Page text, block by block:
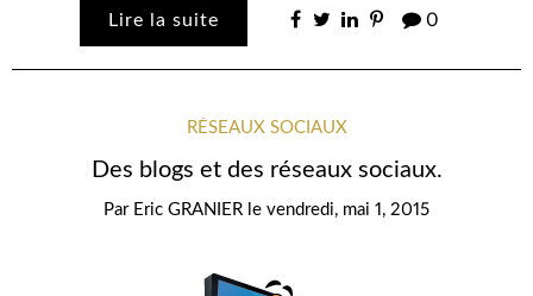
Lire la suite 0
RÉSEAUX SOCIAUX
Des blogs et des réseaux sociaux.
Par Eric GRANIER le vendredi, mai 1, 2015